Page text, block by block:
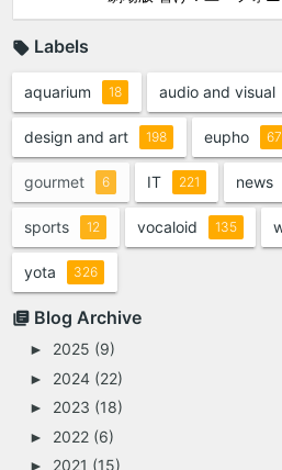
Labels
aquarium 18 audio and visual
design and art 198 eupho 67
gourmet 6 IT 221 news
sports 12 vocaloid 135
yota 326
Blog Archive
► 2025 (9)
► 2024 (22)
► 2023 (18)
► 2022 (6)
► 2021 (15)